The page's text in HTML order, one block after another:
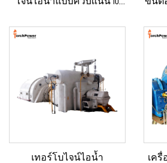
กิโลวัตต์, 500 กิโลวัตต์ และ 1
พลังงานในภาค
อุตสาหกรรม
เมก
ไ
เทอร์โบไจน์ไอน้ำ
เครื่